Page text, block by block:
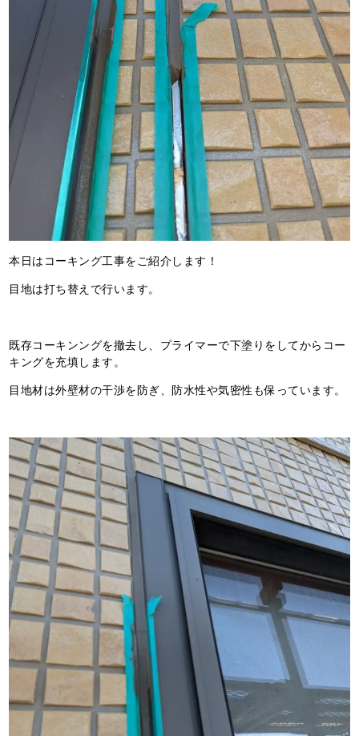
本日はコーキング工事をご紹介します！
目地は打ち替えで行います。
既存コーキンングを撤去し、プライマーで下塗りをしてからコー
キングを充填します。
目地材は外壁材の干渉を防ぎ、防水性や気密性も保っています。